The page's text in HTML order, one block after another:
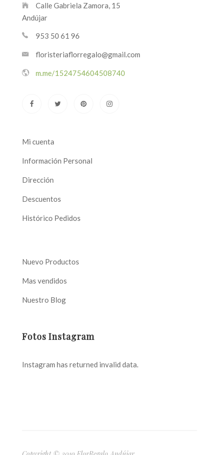
Calle Gabriela Zamora, 15
Andújar
953 50 61 96
floristeriaflorregalo@gmail.com
m.me/1524754604508740
Mi cuenta
Información Personal
Dirección
Descuentos
Histórico Pedidos
Nuevo Productos
Mas vendidos
Nuestro Blog
Fotos Instagram
Instagram has returned invalid data.